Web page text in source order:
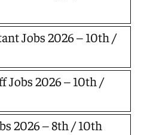
Jobs 2026 – 10th /
Jobs 2026 – 10th /
2026 – 8th / 10th